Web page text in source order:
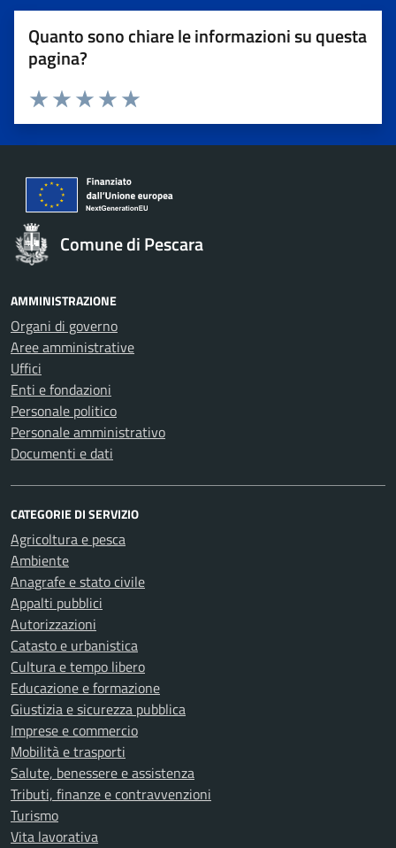
Quanto sono chiare le informazioni su questa
pagina?
Valuta 5 stelle su 5
Valuta 4 stelle su 5
Valuta 3 stelle su 5
Valuta 2 stelle su 5
Valuta 1 stelle su 5
Comune di Pescara
AMMINISTRAZIONE
Organi di governo
Aree amministrative
Uffici
Enti e fondazioni
Personale politico
Personale amministrativo
Documenti e dati
CATEGORIE DI SERVIZIO
Agricoltura e pesca
Ambiente
Anagrafe e stato civile
Appalti pubblici
Autorizzazioni
Catasto e urbanistica
Cultura e tempo libero
Educazione e formazione
Giustizia e sicurezza pubblica
Imprese e commercio
Mobilità e trasporti
Salute, benessere e assistenza
Tributi, finanze e contravvenzioni
Turismo
Vita lavorativa